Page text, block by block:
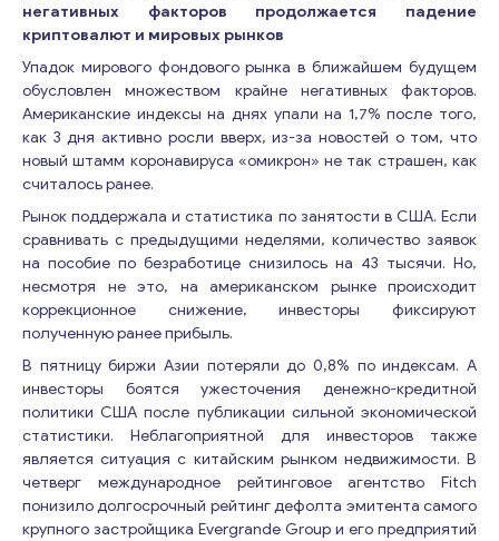
негативных факторов продолжается падение
криптовалют и мировых рынков
Упадок мирового фондового рынка в ближайшем будущем
обусловлен множеством крайне негативных факторов.
Американские индексы на днях упали на 1,7% после того,
как 3 дня активно росли вверх, из-за новостей о том, что
новый штамм коронавируса «омикрон» не так страшен, как
считалось ранее.
Рынок поддержала и статистика по занятости в США. Если
сравнивать с предыдущими неделями, количество заявок
на пособие по безработице снизилось на 43 тысячи. Но,
несмотря не это, на американском рынке происходит
коррекционное снижение, инвесторы фиксируют
полученную ранее прибыль.
В пятницу биржи Азии потеряли до 0,8% по индексам. А
инвесторы боятся ужесточения денежно-кредитной
политики США после публикации сильной экономической
статистики. Неблагоприятной для инвесторов также
является ситуация с китайским рынком недвижимости. В
четверг международное рейтинговое агентство Fitch
понизило долгосрочный рейтинг дефолта эмитента самого
крупного застройщика Evergrande Group и его предприятий